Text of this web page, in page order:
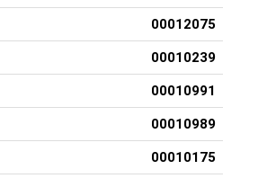
00012075
00010239
00010991
00010989
00010175